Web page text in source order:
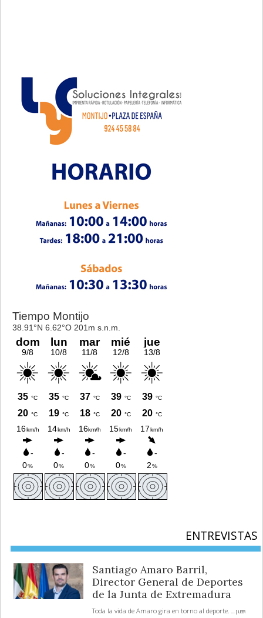
ENTREVISTAS
Santiago Amaro Barril,
Director General de Deportes
de la Junta de Extremadura
Toda la vida de Amaro gira en torno al deporte.
... [ LEER